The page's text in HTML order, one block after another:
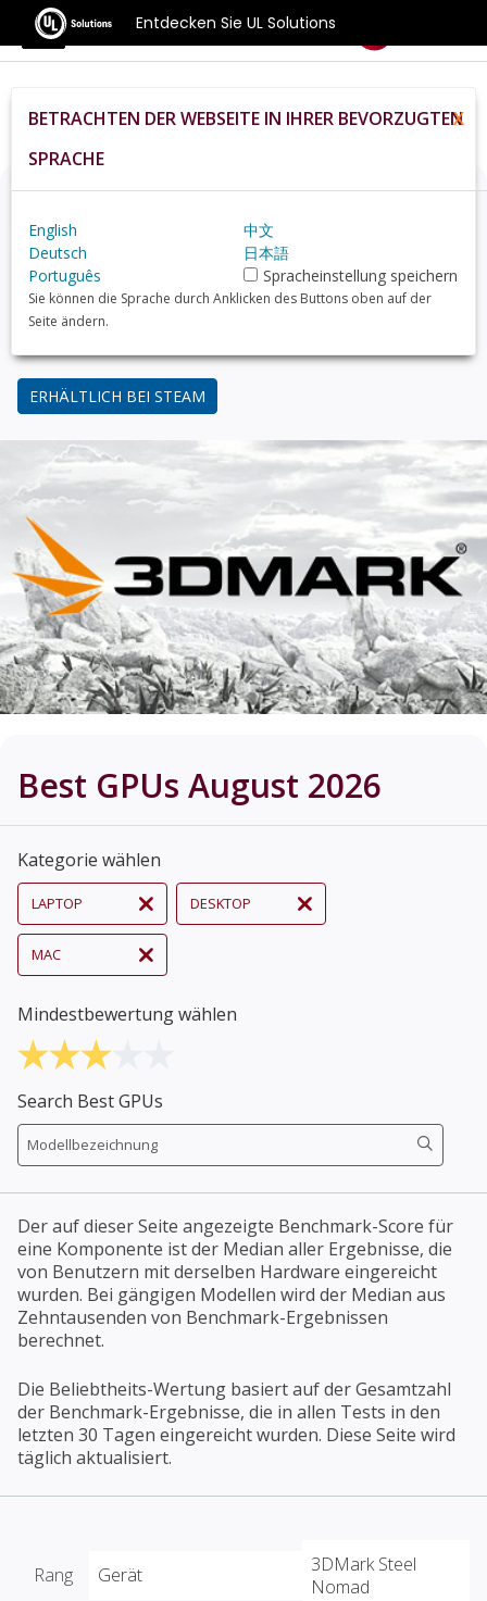
Entdecken Sie UL Solutions
Benchmarks
Home De Compare Best Gpus
Denken Sie über ein Upgrade nach?
Finden Sie mit 3DMark, dem Benchmark für Gamer,
heraus, wie Ihr PC im Vergleich zu gängigen GPUs
abschneidet.
ERHÄLTLICH BEI STEAM
Best GPUs August 2026
Kategorie wählen
LAPTOP DESKTOP
MAC
Mindestbewertung wählen
Search Best GPUs
Der auf dieser Seite angezeigte Benchmark-Score für
eine Komponente ist der Median aller Ergebnisse, die
von Benutzern mit derselben Hardware eingereicht
wurden. Bei gängigen Modellen wird der Median aus
Zehntausenden von Benchmark-Ergebnissen
berechnet.
Die Beliebtheits-Wertung basiert auf der Gesamtzahl
der Benchmark-Ergebnisse, die in allen Tests in den
letzten 30 Tagen eingereicht wurden. Diese Seite wird
täglich aktualisiert.
Rang Gerät
3DMark Steel
Nomad
BETRACHTEN DER WEBSEITE IN IHRER BEVORZUGTEN
SPRACHE
X
English
中文
Deutsch
日本語
Português
Spracheinstellung speichern
Sie können die Sprache durch Anklicken des Buttons oben auf der
Seite ändern.